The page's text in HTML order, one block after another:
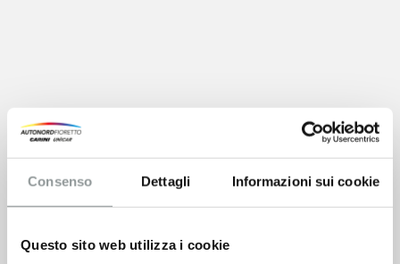
Consenso Dettagli Informazioni sui cookie
Questo sito web utilizza i cookie